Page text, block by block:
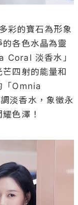
彩的寶石為形象
各色水晶為靈
Coral 淡香水」
四射的能量和
「Omnia
淡香水，象徵永
色澤！